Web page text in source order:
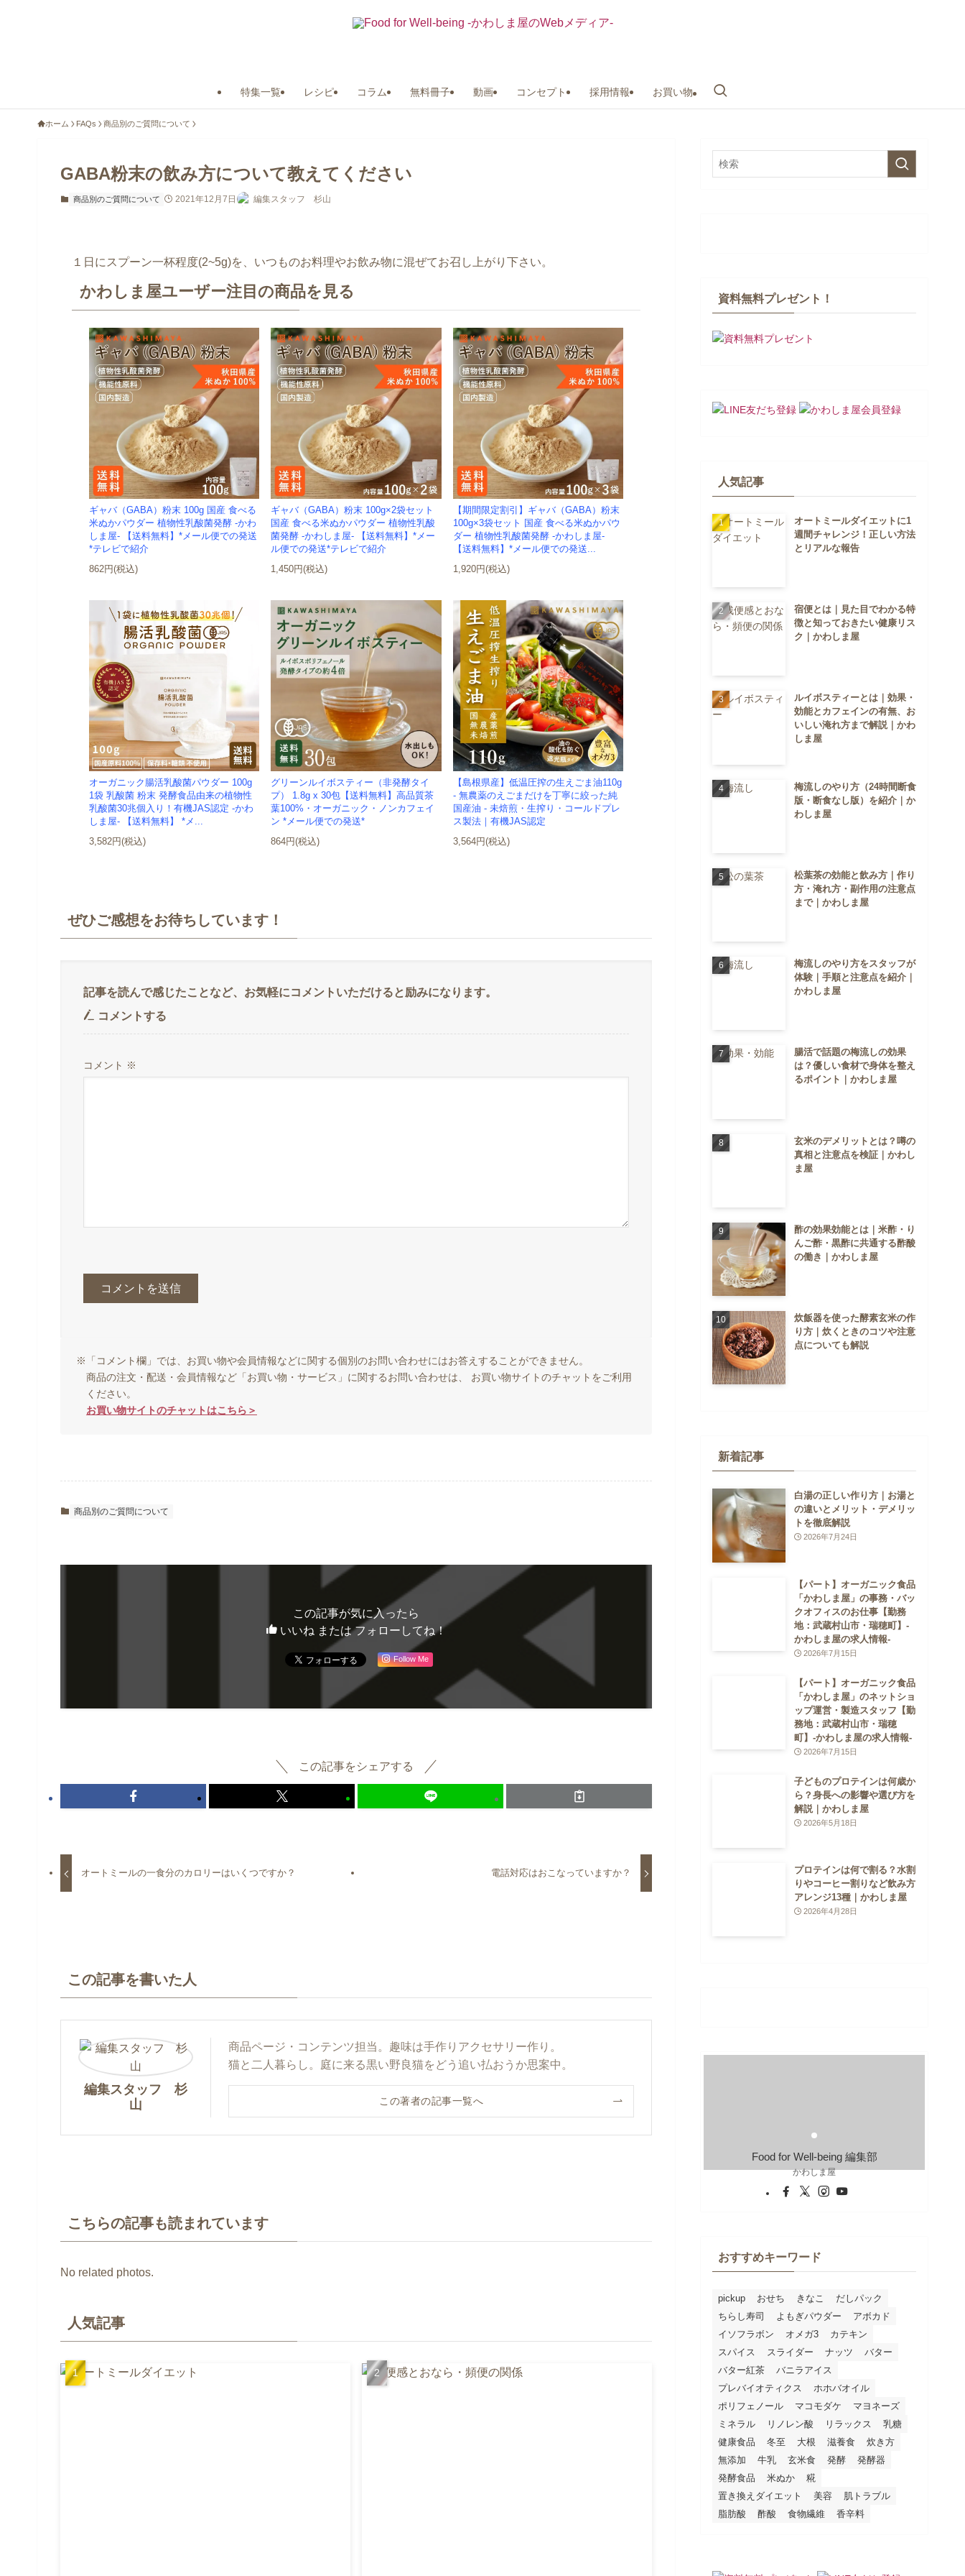
特集一覧 レシピ コラム 無料冊子 動画 コンセプト 採用情報 お買い物
ホーム FAQs 商品別のご質問について
GABA粉末の飲み方について教えてください
商品別のご質問について 2021年12月7日 編集スタッフ 杉山
１日にスプーン一杯程度(2~5g)を、いつものお料理やお飲み物に混ぜてお召し上がり下さい。
かわしま屋ユーザー注目の商品を見る
ギャバ（GABA）粉末 100g 国産 食べる
米ぬかパウダー 植物性乳酸菌発酵 -かわ
しま屋- 【送料無料】*メール便での発送
*テレビで紹介
862円(税込)
ギャバ（GABA）粉末 100g×2袋セット
国産 食べる米ぬかパウダー 植物性乳酸
菌発酵 -かわしま屋- 【送料無料】*メー
ル便での発送*テレビで紹介
1,450円(税込)
【期間限定割引】ギャバ（GABA）粉末
100g×3袋セット 国産 食べる米ぬかパウ
ダー 植物性乳酸菌発酵 -かわしま屋-
【送料無料】*メール便での発送...
1,920円(税込)
オーガニック腸活乳酸菌パウダー 100g
1袋 乳酸菌 粉末 発酵食品由来の植物性
乳酸菌30兆個入り！有機JAS認定 -かわ
しま屋- 【送料無料】 *メ...
3,582円(税込)
グリーンルイボスティー（非発酵タイ
プ） 1.8g x 30包【送料無料】高品質茶
葉100%・オーガニック・ノンカフェイ
ン *メール便での発送*
864円(税込)
【島根県産】低温圧搾の生えごま油110g
- 無農薬のえごまだけを丁寧に絞った純
国産油 - 未焙煎・生搾り・コールドプレ
ス製法｜有機JAS認定
3,564円(税込)
※「コメント欄」では、お買い物や会員情報などに関する個別のお問い合わせにはお答えすることができません。
商品の注文・配送・会員情報など「お買い物・サービス」に関するお問い合わせは、 お買い物サイトのチャットをご利用
ください。
お買い物サイトのチャットはこちら＞
商品別のご質問について
この記事が気に入ったら
いいね または フォローしてね！
Follow Me
この記事をシェアする
オートミールの一食分のカロリーはいくつですか？ 電話対応はおこなっていますか？
この記事を書いた人
編集スタッフ 杉
山
商品ページ・コンテンツ担当。趣味は手作りアクセサリー作り。
猫と二人暮らし。庭に来る黒い野良猫をどう追い払おうか思案中。
この著者の記事一覧へ
こちらの記事も読まれています
No related photos.
人気記事
ぜひご感想をお待ちしています！
コメントする
コメント ※
資料無料プレゼント！
人気記事
オートミールダイエットに1
週間チャレンジ！正しい方法
とリアルな報告
宿便とは｜見た目でわかる特
徴と知っておきたい健康リス
ク｜かわしま屋
ルイボスティーとは｜効果・
効能とカフェインの有無、お
いしい淹れ方まで解説｜かわ
しま屋
梅流しのやり方（24時間断食
版・断食なし版）を紹介｜か
わしま屋
松葉茶の効能と飲み方｜作り
方・淹れ方・副作用の注意点
まで｜かわしま屋
梅流しのやり方をスタッフが
体験｜手順と注意点を紹介｜
かわしま屋
腸活で話題の梅流しの効果
は？優しい食材で身体を整え
るポイント｜かわしま屋
玄米のデメリットとは？噂の
真相と注意点を検証｜かわし
ま屋
酢の効果効能とは｜米酢・り
んご酢・黒酢に共通する酢酸
の働き｜かわしま屋
炊飯器を使った酵素玄米の作
り方｜炊くときのコツや注意
点についても解説
新着記事
白湯の正しい作り方｜お湯と
の違いとメリット・デメリッ
トを徹底解説
2026年7月24日
【パート】オーガニック食品
「かわしま屋」の事務・バッ
クオフィスのお仕事【勤務
地：武蔵村山市・瑞穂町】-
かわしま屋の求人情報-
2026年7月15日
【パート】オーガニック食品
「かわしま屋」のネットショ
ップ運営・製造スタッフ【勤
務地：武蔵村山市・瑞穂
町】-かわしま屋の求人情報-
2026年7月15日
子どものプロテインは何歳か
ら？身長への影響や選び方を
解説｜かわしま屋
2026年5月18日
プロテインは何で割る？水割
りやコーヒー割りなど飲み方
アレンジ13種｜かわしま屋
2026年4月28日
Food for Well-being 編集部
かわしま屋
おすすめキーワード
pickup おせち きなこ
だしパック
ちらし寿司
よもぎパウダー
アボカド
イソフラボン
オメガ3
カテキン
スパイス
スライダー ナッツ
バター
バター紅茶
バニラアイス
プレバイオティクス
ホホバオイル
ポリフェノール
マコモダケ
マヨネーズ
ミネラル
リノレン酸 リラックス
乳糖
健康食品
冬至 大根 滋養食
炊き方
無添加
牛乳 玄米食 発酵
発酵器
発酵食品
米ぬか
糀
置き換えダイエット
美容
肌トラブル
脂肪酸
酢酸 食物繊維 香辛料